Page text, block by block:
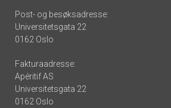
Post- og besøksadresse:
Universitetsgata 22
0162 Oslo
Fakturaadresse:
Apéritif AS
Universitetsgata 22
0162 Oslo